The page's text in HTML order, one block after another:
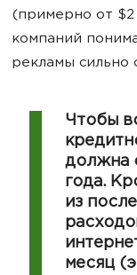
(примерно от
компаний
рекламы сильно
Чтобы
должна
года.
из
месяц